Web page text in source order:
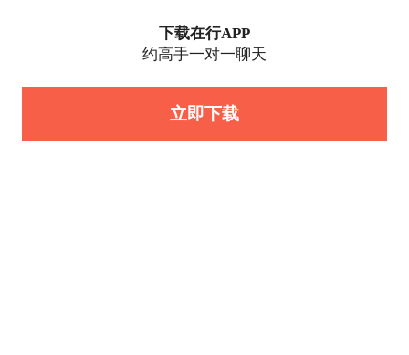
下载在行APP
约高手一对一聊天
立即下载